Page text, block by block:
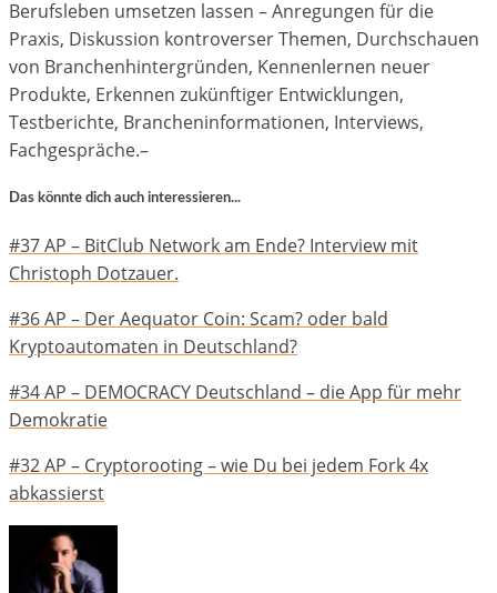
Berufsleben umsetzen lassen – Anregungen für die
Praxis, Diskussion kontroverser Themen, Durchschauen
von Branchenhintergründen, Kennenlernen neuer
Produkte, Erkennen zukünftiger Entwicklungen,
Testberichte, Brancheninformationen, Interviews,
Fachgespräche.–
Das könnte dich auch interessieren...
#37 AP – BitClub Network am Ende? Interview mit
Christoph Dotzauer.
#36 AP – Der Aequator Coin: Scam? oder bald
Kryptoautomaten in Deutschland?
#34 AP – DEMOCRACY Deutschland – die App für mehr
Demokratie
#32 AP – Cryptorooting – wie Du bei jedem Fork 4x
abkassierst